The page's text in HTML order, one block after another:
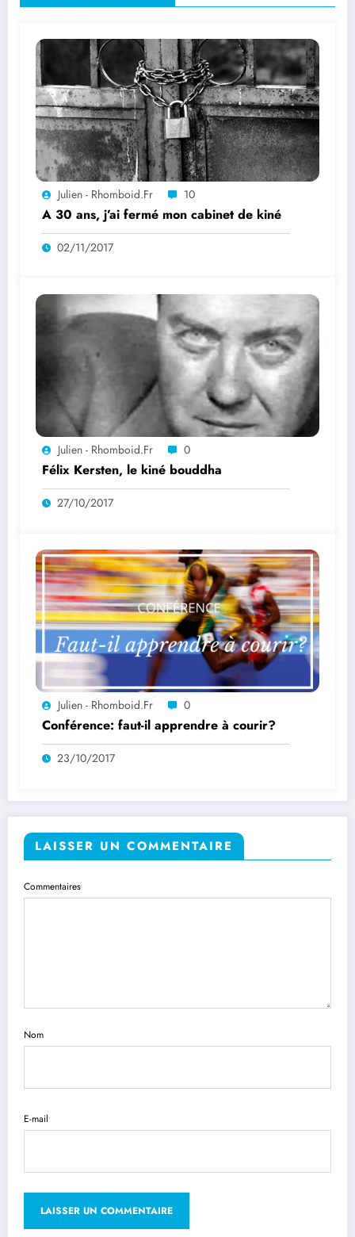
Julien - Rhomboid.fr 10
A 30 ans, j’ai fermé mon cabinet de kiné
02/11/2017
Julien - Rhomboid.fr 0
Félix Kersten, le kiné bouddha
27/10/2017
Julien - Rhomboid.fr 0
Conférence: faut-il apprendre à courir?
23/10/2017
LAISSER UN COMMENTAIRE
Commentaires
Nom
E-mail